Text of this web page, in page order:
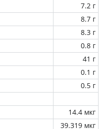
7.2 г
8.7 г
8.3 г
0.8 г
41 г
0.1 г
0.5 г
14.4 мкг
39.319 мкг